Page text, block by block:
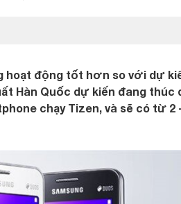
hoạt động tốt hơn so với dự
Hàn Quốc dự kiến đang thúc
chạy Tizen, và sẽ có từ 2